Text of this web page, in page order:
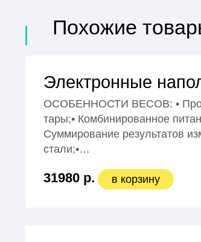
Похожие
Электронные
ОСОБЕННОСТИ ВЕСОВ: •
тары;• Комбинированное
Суммирование результатов
стали;•…
31980 р. в корзину